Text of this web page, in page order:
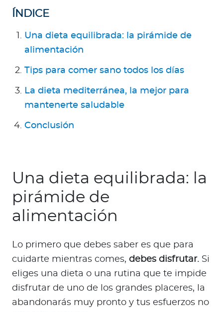
ÍNDICE
Una dieta equilibrada: la pirámide de
alimentación
Tips para comer sano todos los días
La dieta mediterránea, la mejor para
mantenerte saludable
Conclusión
Una dieta equilibrada: la
pirámide de
alimentación
Lo primero que debes saber es que para
cuidarte mientras comes, debes disfrutar. Si
eliges una dieta o una rutina que te impide
disfrutar de uno de los grandes placeres, la
abandonarás muy pronto y tus esfuerzos no